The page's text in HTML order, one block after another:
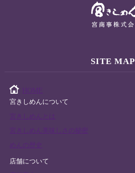
SITE MAP
HOME
宮きしめんについて
宮きしめん美味しさの秘密
めんの歴史
店舗について